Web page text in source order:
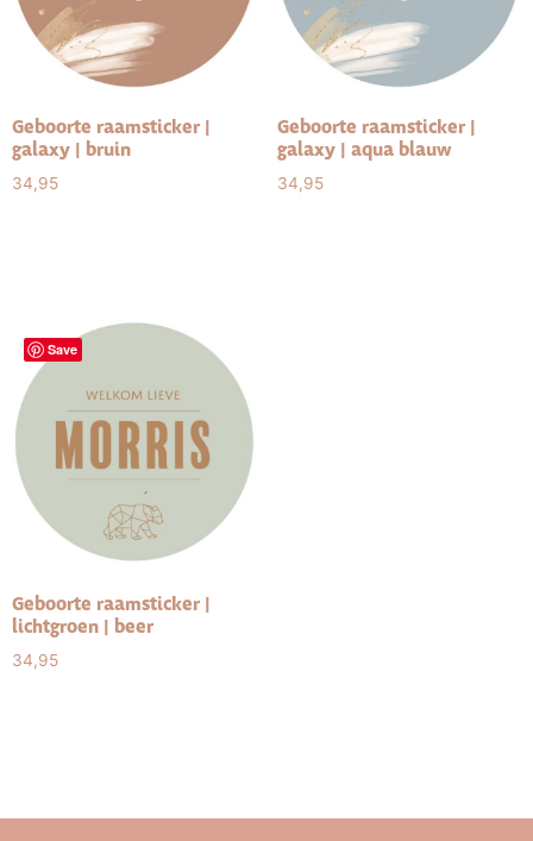
Geboorte raamsticker |
galaxy | bruin
34,95
Geboorte raamsticker |
galaxy | aqua blauw
34,95
Save
Geboorte raamsticker |
lichtgroen | beer
34,95